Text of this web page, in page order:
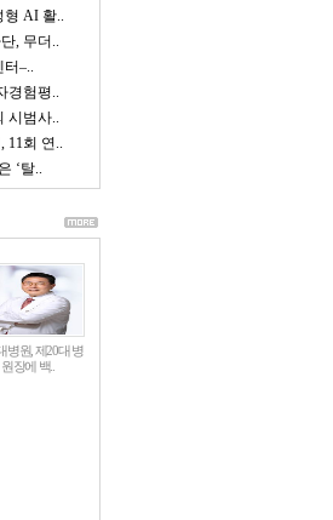
형 AI 활..
, 무더..
–..
경험평..
시범사..
11회 연..
‘탈..
병원, 제20대 병
원장에 백..